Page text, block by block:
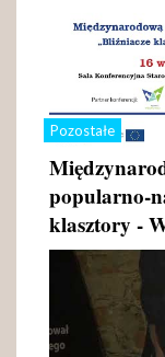
Pozostałe
popularno-
klasztory -